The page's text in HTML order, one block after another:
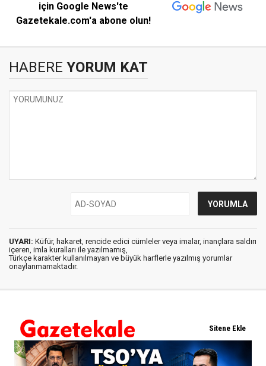
için Google News'te
Gazetekale.com'a abone olun!
HABERE YORUM KAT
UYARI: Küfür, hakaret, rencide edici cümleler veya imalar, inançlara saldırı
içeren, imla kuralları ile yazılmamış,
Türkçe karakter kullanılmayan ve büyük harflerle yazılmış yorumlar
onaylanmamaktadır.